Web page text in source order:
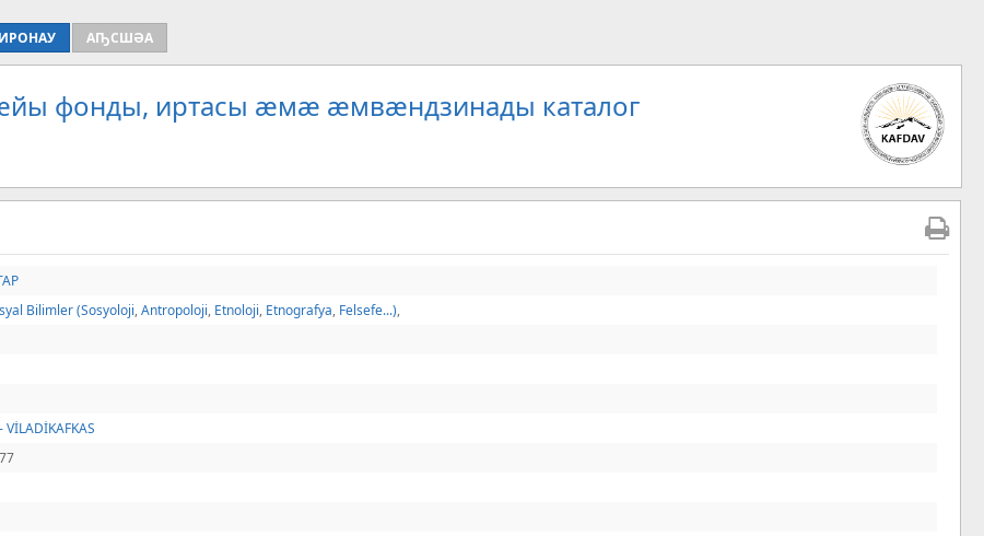
ИРОНАУ АҦСШӘА
фонды, иртасы æмæ æмвæндзинады каталог
Bilimler (Sosyoloji,Antropoloji, Etnoloji, Etnografya, Felsefe...),
VİLADİKAFKAS